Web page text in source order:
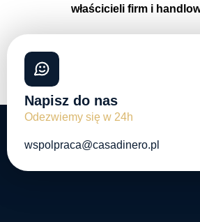
właścicieli firm i
Napisz do nas
Odezwiemy się w 24h
wspolpraca@casadinero.pl